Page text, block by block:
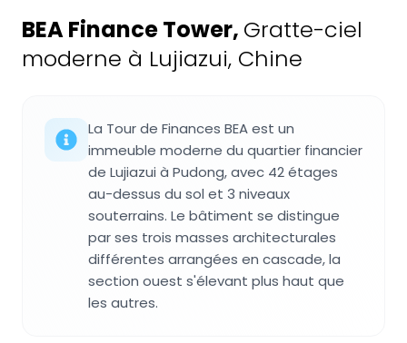
BEA Finance Tower, Gratte-ciel
moderne à Lujiazui, Chine
La Tour de Finances BEA est un
immeuble moderne du quartier financier
de Lujiazui à Pudong, avec 42 étages
au-dessus du sol et 3 niveaux
souterrains. Le bâtiment se distingue
par ses trois masses architecturales
différentes arrangées en cascade, la
section ouest s'élevant plus haut que
les autres.